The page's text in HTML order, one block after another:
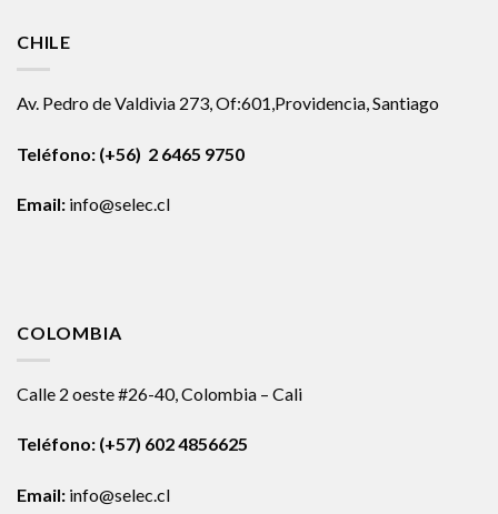
CHILE
Av. Pedro de Valdivia 273, Of:601,Providencia, Santiago
Teléfono: (+56) 2 6465 9750
Email: info@selec.cl
COLOMBIA
Calle 2 oeste #26-40, Colombia – Cali
Teléfono: (+57) 602 4856625
Email: info@selec.cl